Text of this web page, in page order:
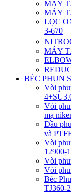
MÁY
MÁY
LỌC
3-670
MÁY
BÉC PHUN
Vòi
Vòi
mạ
Đầu
và
Vòi
12900-
Vòi
Vòi
Béc
TJ360-